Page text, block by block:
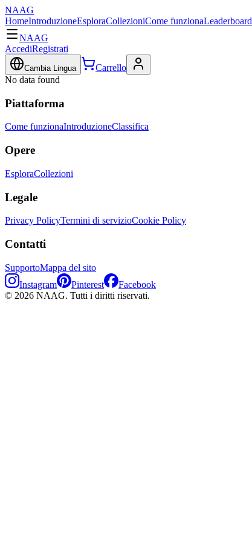
NAAG
HomeIntroduzioneEsploraCollezioniCome funzionaLeaderboard
NAAG
AccediRegistrati
Cambia Lingua
Carrello
No data found
Piattaforma
Come funzionaIntroduzioneClassifica
Opere
EsploraCollezioni
Legale
Privacy PolicyTermini di servizioCookie Policy
Contatti
SupportoMappa del sito
Instagram
Pinterest
Facebook
© 2026 NAAG. Tutti i diritti riservati.